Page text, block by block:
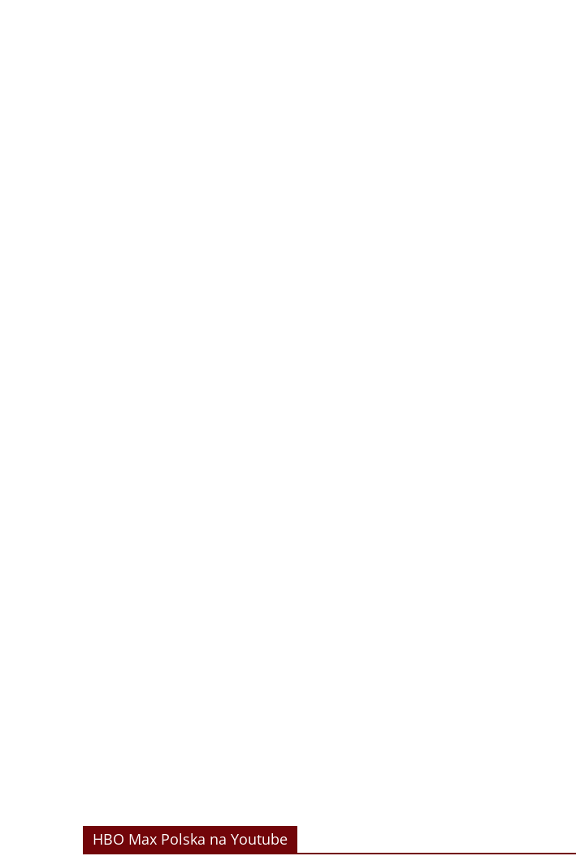
HBO Max Polska na Youtube